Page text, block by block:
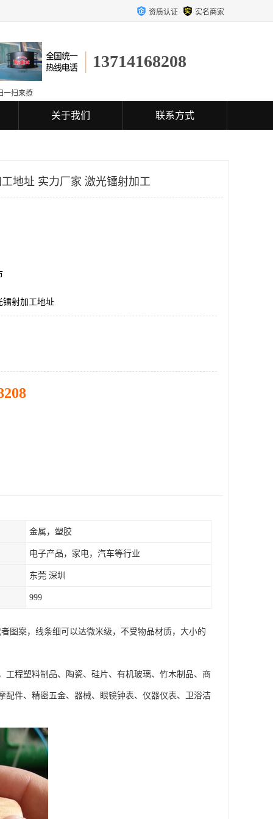
资质认证 实名商家
13714168208
一扫来撩
关于我们 联系方式
地址 实力厂家 激光镭射加工
镭射加工地址
金属，塑胶
电子产品，家电，汽车等行业
东莞 深圳
999
图案，线条细可以达微米级，不受物品材质，大小的
程塑料制品、陶瓷、硅片、有机玻璃、竹木制品、商
件、精密五金、器械、眼镜钟表、仪器仪表、卫浴洁